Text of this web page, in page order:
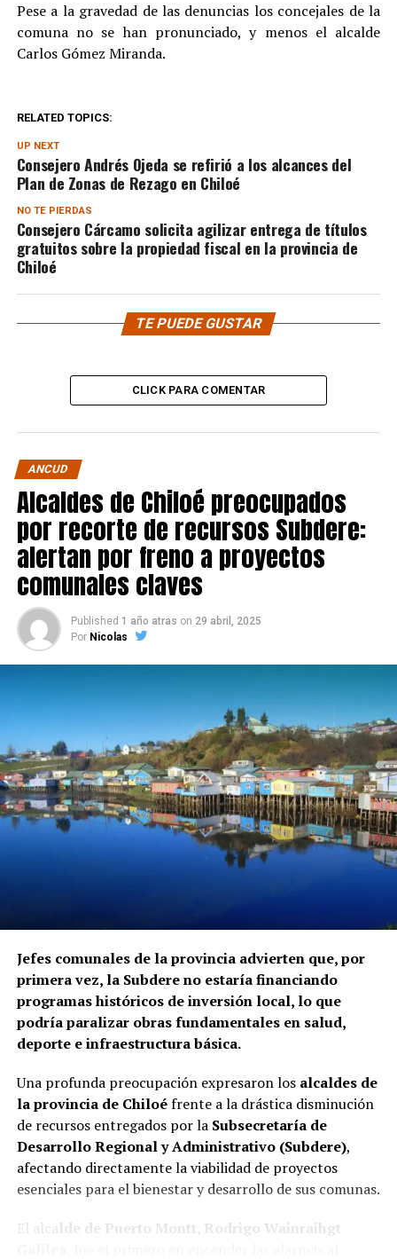
Pese a la gravedad de las denuncias los concejales de la
comuna no se han pronunciado, y menos el alcalde
Carlos Gómez Miranda.
RELATED TOPICS:
UP NEXT
Consejero Andrés Ojeda se refirió a los alcances del
Plan de Zonas de Rezago en Chiloé
NO TE PIERDAS
Consejero Cárcamo solicita agilizar entrega de títulos
gratuitos sobre la propiedad fiscal en la provincia de
Chiloé
TE PUEDE GUSTAR
CLICK PARA COMENTAR
ANCUD
Alcaldes de Chiloé preocupados
por recorte de recursos Subdere:
alertan por freno a proyectos
comunales claves
Published 1 año atras on 29 abril, 2025
Por Nicolas
Jefes comunales de la provincia advierten que, por
primera vez, la Subdere no estaría financiando
programas históricos de inversión local, lo que
podría paralizar obras fundamentales en salud,
deporte e infraestructura básica.
Una profunda preocupación expresaron los alcaldes de
la provincia de Chiloéfrente a la drástica disminución
de recursos entregados por la Subsecretaría de
Desarrollo Regional y Administrativo (Subdere),
afectando directamente la viabilidad de proyectos
esenciales para el bienestar y desarrollo de sus comunas.
El alca lde de Puerto Montt, Rodrigo Wainraihgt